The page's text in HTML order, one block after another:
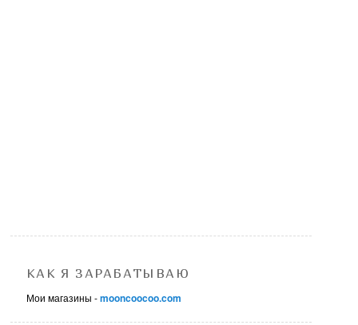
КАК Я ЗАРАБАТЫВАЮ
Мои магазины -mooncoocoo.com